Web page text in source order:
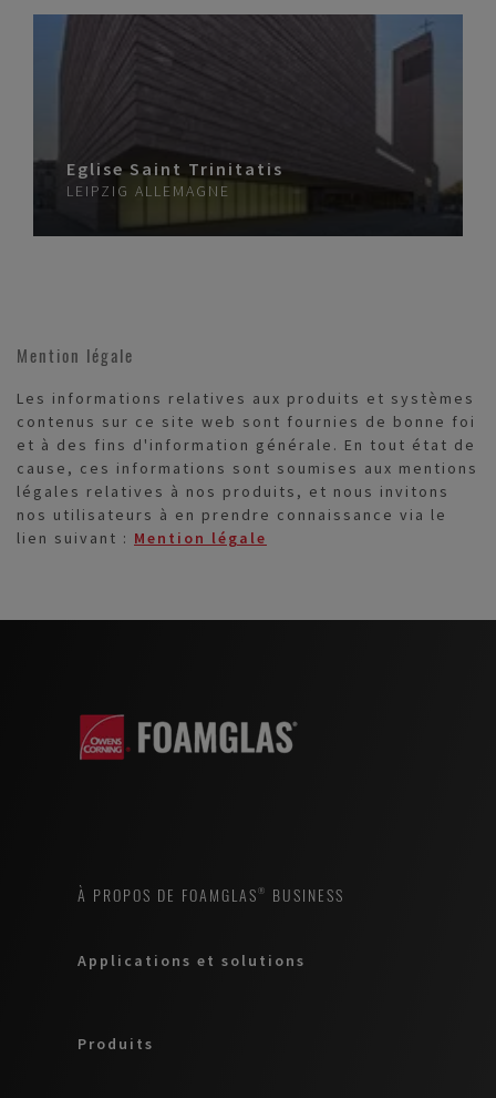
Eglise Saint Trinitatis
LEIPZIG ALLEMAGNE
Mention légale
Les informations relatives aux produits et systèmes
contenus sur ce site web sont fournies de bonne foi
et à des fins d'information générale. En tout état de
cause, ces informations sont soumises aux mentions
légales relatives à nos produits, et nous invitons
nos utilisateurs à en prendre connaissance via le
lien suivant : Mention légale
À PROPOS DE FOAMGLAS® BUSINESS
Applications et solutions
Produits